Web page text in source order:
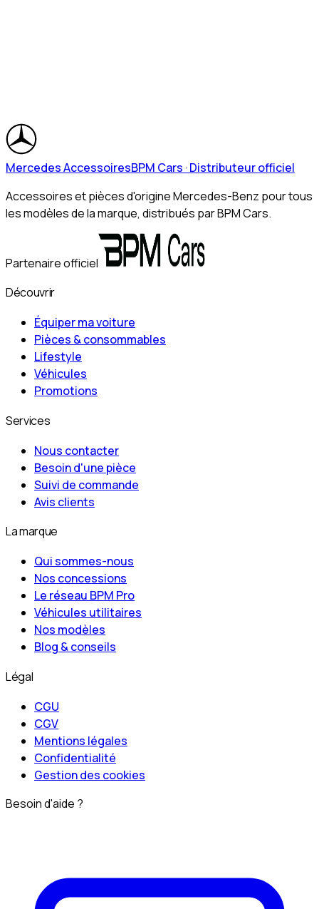
Mercedes AccessoiresBPM Cars · Distributeur officiel
Accessoires et pièces d'origine Mercedes-Benz pour tous
les modèles de la marque, distribués par BPM Cars.
Partenaire officiel
Découvrir
Équiper ma voiture
Pièces & consommables
Lifestyle
Véhicules
Promotions
Services
Nous contacter
Besoin d'une pièce
Suivi de commande
Avis clients
La marque
Qui sommes-nous
Nos concessions
Le réseau BPM Pro
Véhicules utilitaires
Nos modèles
Blog & conseils
Légal
CGU
CGV
Mentions légales
Confidentialité
Gestion des cookies
Besoin d'aide ?